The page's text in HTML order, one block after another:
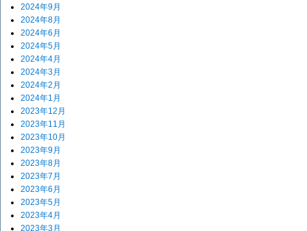
2024年9月
2024年8月
2024年6月
2024年5月
2024年4月
2024年3月
2024年2月
2024年1月
2023年12月
2023年11月
2023年10月
2023年9月
2023年8月
2023年7月
2023年6月
2023年5月
2023年4月
2023年3月